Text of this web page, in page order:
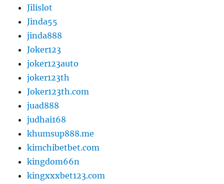
Jilislot
Jinda55
jinda888
Joker123
joker123auto
joker123th
Joker123th.com
juad888
judhai168
khumsup888.me
kimchibetbet.com
kingdom66n
kingxxxbet123.com